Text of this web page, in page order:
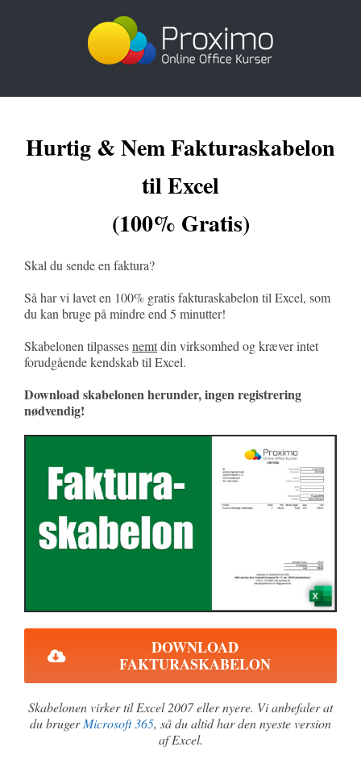
Hurtig & Nem Fakturaskabelon
til Excel
(100% Gratis)
Skal du sende en faktura?
Så har vi lavet en 100% gratis fakturaskabelon til Excel, som
du kan bruge på mindre end 5 minutter!
Skabelonen tilpassesnemtdin virksomhed og kræver intet
forudgående kendskab til Excel.
Download skabelonen herunder, ingen registrering
nødvendig!
DOWNLOAD
FAKTURASKABELON
Skabelonen virker til Excel 2007 eller nyere. Vi anbefaler at
du brugerMicrosoft 365, så du altid har den nyeste version
af Excel.